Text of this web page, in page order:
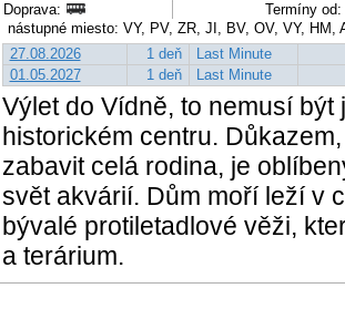
Doprava:
Termíny
nástupné miesto: VY, PV, ZR, JI, BV, OV, VY, HM,
27.08.2026
1 deň
Last Minute
01.05.2027
1 deň Last Minute
Výlet do Vídně, to nemusí být
historickém centru.
zabavit celá rodina, je
svět akvárií. Dům moří leží v
bývalé protiletadlové věži,
a terárium.